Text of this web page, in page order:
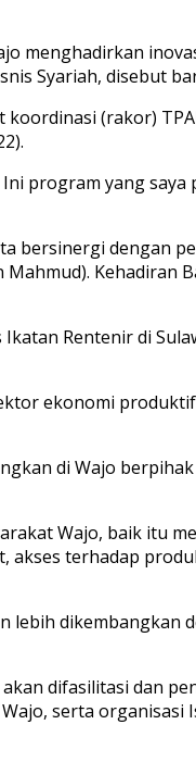
menghadirkan
Syariah, disebut
(rakor)
program yang
bersinergi dengan
Kehadiran
Rentenir di
ekonomi
di Wajo
Wajo, baik itu
terhadap
lebih dikembangkan
difasilitasi dan
serta